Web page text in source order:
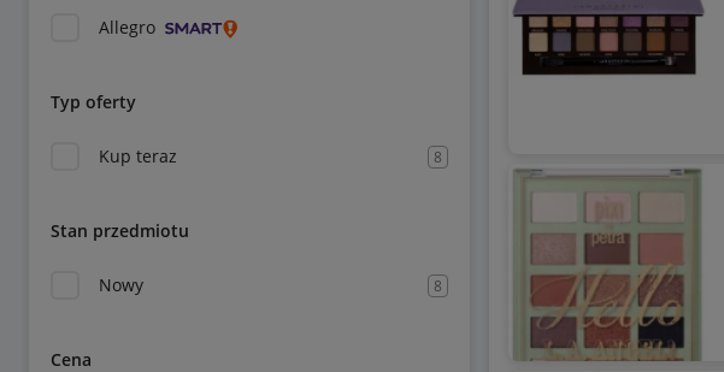
Allegro
Typ oferty
Kup teraz 8
Stan przedmiotu
Nowy 8
Cena